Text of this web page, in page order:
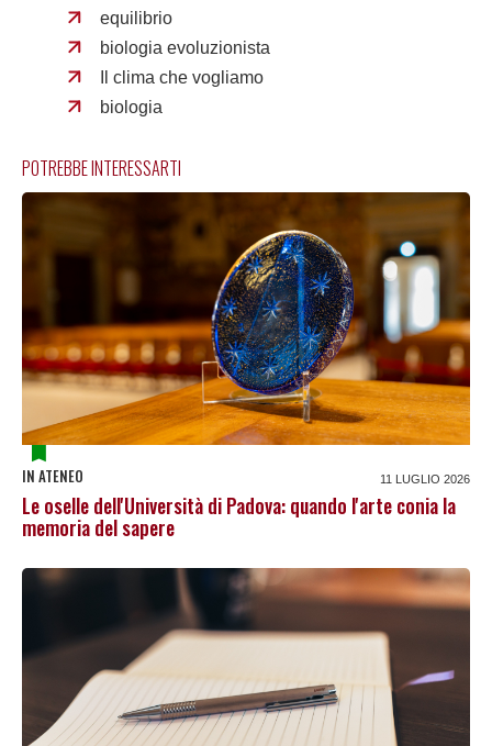
equilibrio
biologia evoluzionista
Il clima che vogliamo
biologia
POTREBBE INTERESSARTI
IN ATENEO 11 LUGLIO 2026
Le oselle dell'Università di Padova: quando l'arte conia la
memoria del sapere